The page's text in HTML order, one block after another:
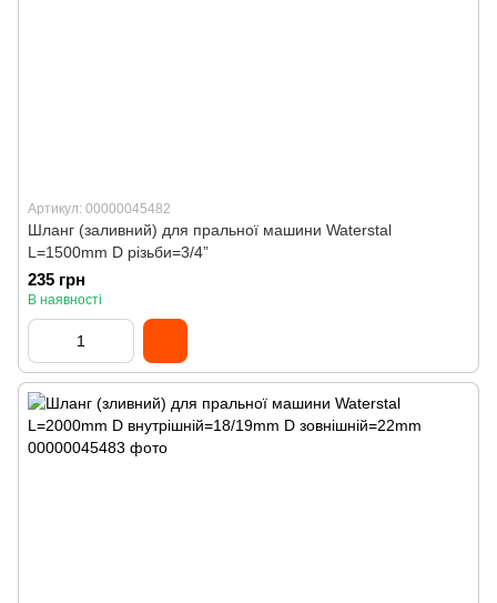
Артикул: 00000045482
Шланг (заливний) для пральної машини Waterstal
L=1500mm D різьби=3/4”
235 грн
В наявності